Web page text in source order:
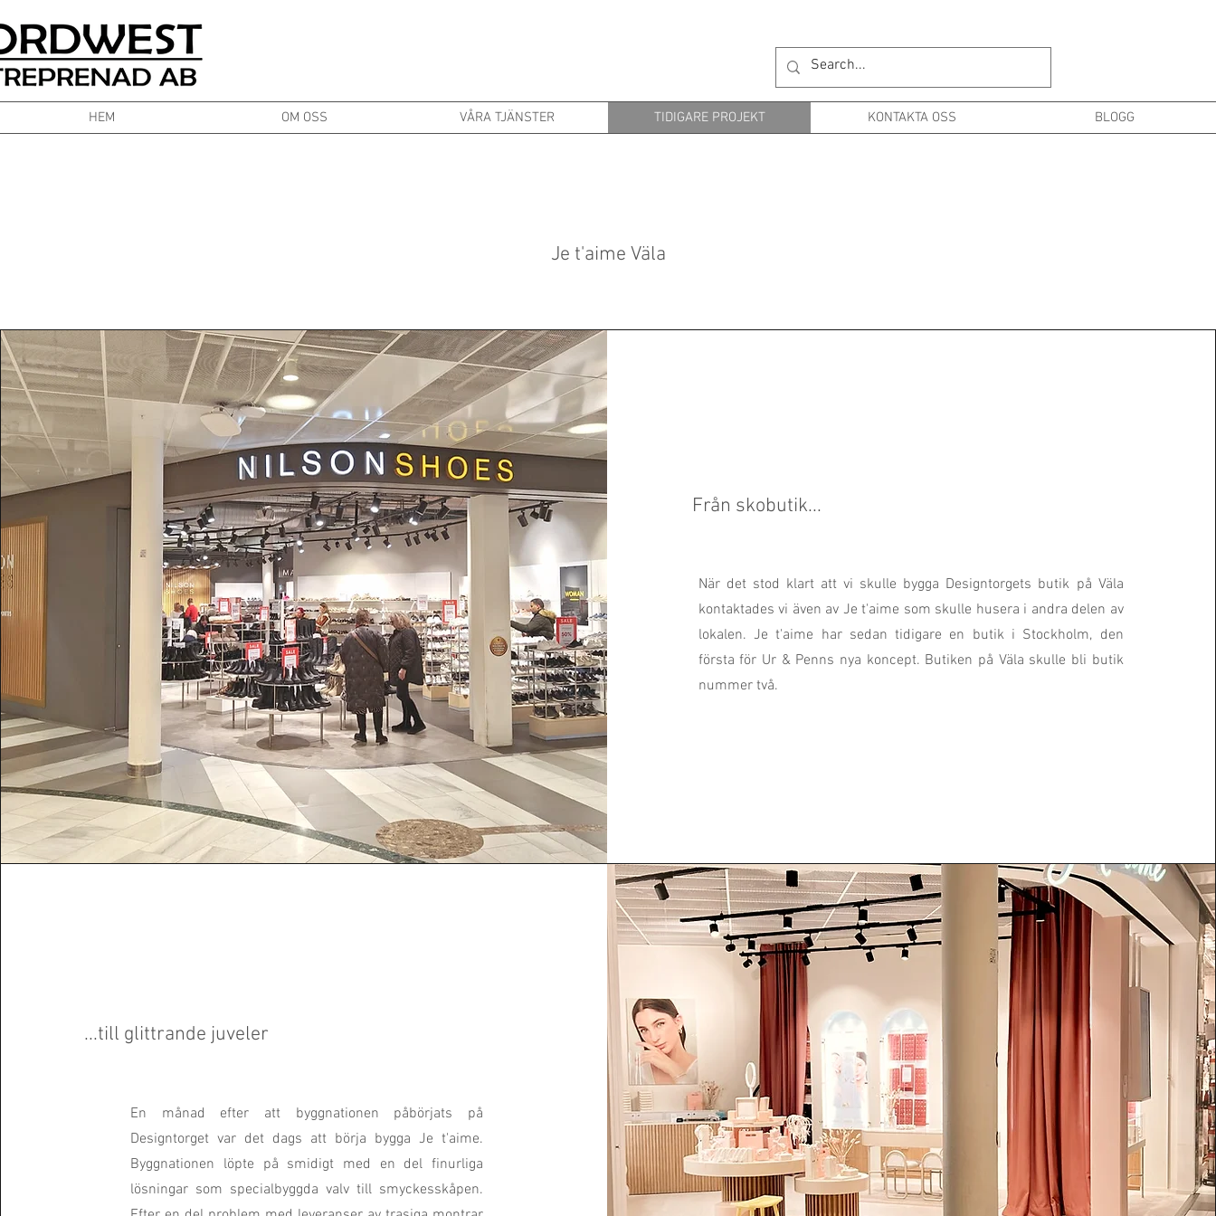
HEM OM OSS VÅRA TJÄNSTER TIDIGARE PROJEKT KONTAKTA OSS BLOGG
Je t'aime Väla
Från skobutik...
När det stod klart att vi skulle bygga Designtorgets butik på Väla
kontaktades vi även av Je t'aime som skulle husera i andra delen av
lokalen. Je t'aime har sedan tidigare en butik i Stockholm, den
första för Ur & Penns nya koncept. Butiken på Väla skulle bli butik
nummer två.
...till glittrande juveler
En månad efter att byggnationen påbörjats på
Designtorget var det dags att börja bygga Je t'aime.
Byggnationen löpte på smidigt med en del finurliga
lösningar som specialbyggda valv till smyckesskåpen.